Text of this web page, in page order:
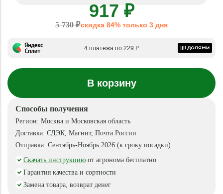
917 ₽
5 730 ₽скидка 84% только 3 дня
4 платежа по 229 ₽
В корзину
Способы получения
Регион: Москва и Московская область
Доставка: СДЭК, Магнит, Почта России
Отправка: Сентябрь-Ноябрь 2026 (к сроку посадки)
Скачать инструкцию от агронома бесплатно
Гарантия качества и сортности
Замена товара, возврат денег